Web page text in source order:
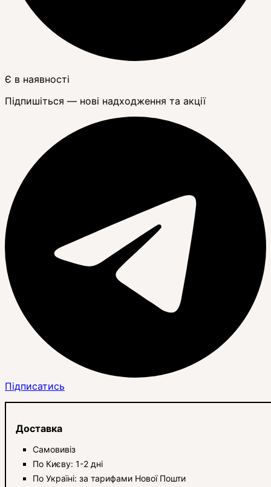
Є в наявності
Підпишіться — нові надходження та акції
Підписатись
Доставка
Самовивіз
По Києву: 1-2 дні
По Україні: за тарифами Нової Пошти